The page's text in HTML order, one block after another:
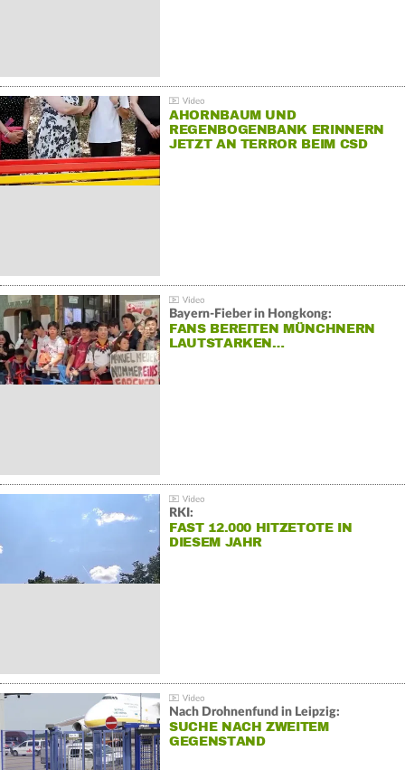
AHORNBAUM UND
REGENBOGENBANK ERINNERN
JETZT AN TERROR BEIM CSD
Bayern-Fieber in Hongkong:
FANS BEREITEN MÜNCHNERN
LAUTSTARKEN…
RKI:
FAST 12.000 HITZETOTE IN
DIESEM JAHR
Nach Drohnenfund in Leipzig:
SUCHE NACH ZWEITEM
GEGENSTAND